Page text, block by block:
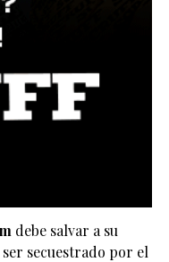
debe salvar a su
ser secuestrado por el